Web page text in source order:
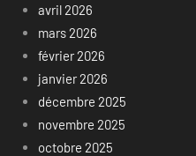
avril 2026
mars 2026
février 2026
janvier 2026
décembre 2025
novembre 2025
octobre 2025